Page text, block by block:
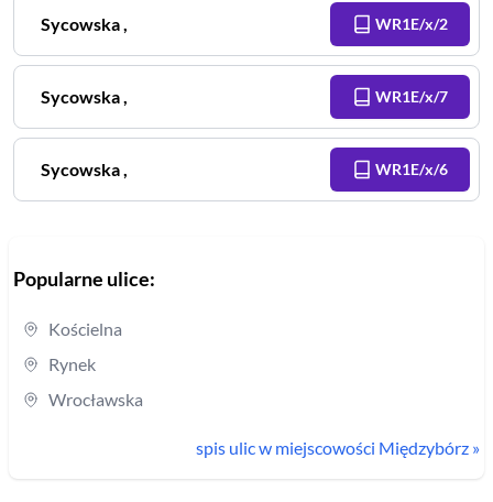
Sycowska, WR1E/x/2
Sycowska, WR1E/x/7
Sycowska, WR1E/x/6
Popularne ulice:
Kościelna
Rynek
Wrocławska
spis ulic w miejscowości Międzybórz »